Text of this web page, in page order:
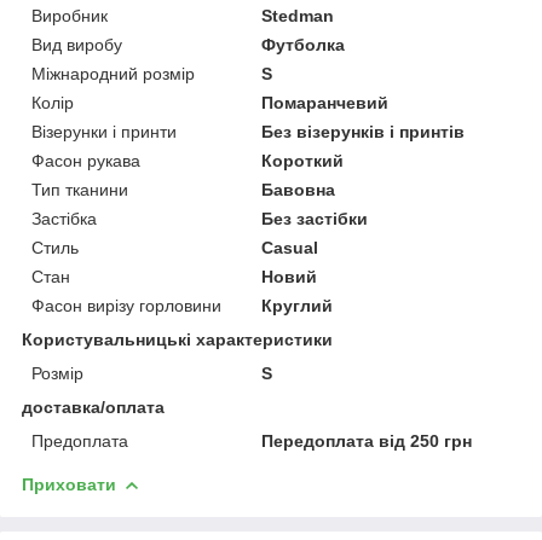
Виробник
Stedman
Вид виробу
Футболка
Міжнародний розмір
S
Колір
Помаранчевий
Візерунки і принти
Без візерунків і принтів
Фасон рукава
Короткий
Тип тканини
Бавовна
Застібка
Без застібки
Стиль
Casual
Стан
Новий
Фасон вирізу горловини
Круглий
Користувальницькі характеристики
Розмір
S
доставка/оплата
Предоплата
Передоплата від 250 грн
Приховати